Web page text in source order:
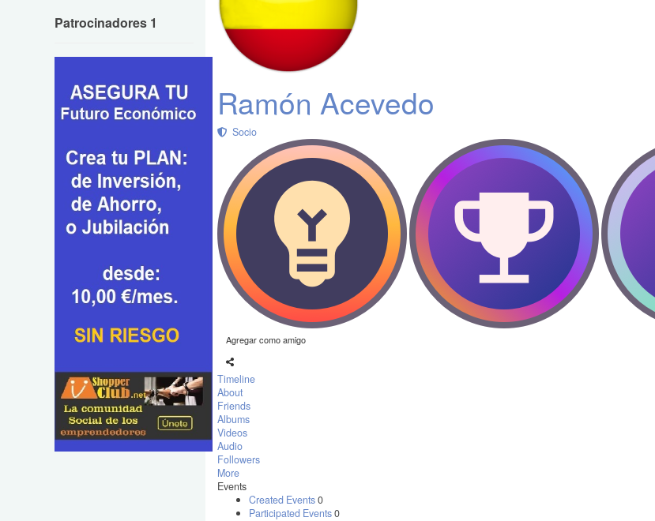
Ramón Acevedo
Socio
Agregar como amigo
Timeline
About
Friends
Albums
Videos
Audio
Followers
More
Events
Created Events0
Participated Events0
Patrocinadores 1